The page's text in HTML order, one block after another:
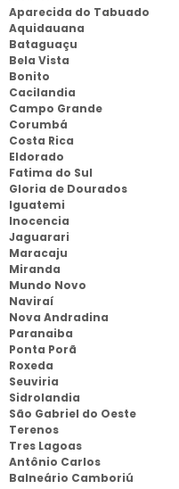
Aparecida do Tabuado
Aquidauana
Bataguaçu
Bela Vista
Bonito
Cacilandia
Campo Grande
Corumbá
Costa Rica
Eldorado
Fatima do Sul
Gloria de Dourados
Iguatemi
Inocencia
Jaguarari
Maracaju
Miranda
Mundo Novo
Naviraí
Nova Andradina
Paranaiba
Ponta Porã
Roxeda
Seuviria
Sidrolandia
São Gabriel do Oeste
Terenos
Tres Lagoas
Antônio Carlos
Balneário Camboriú